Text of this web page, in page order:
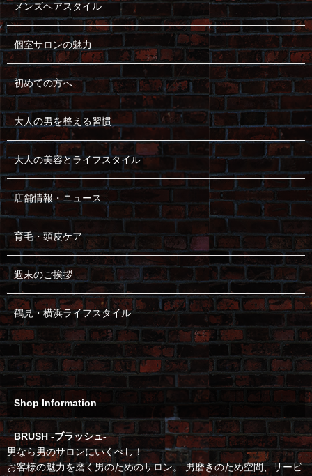
メンズヘアスタイル
個室サロンの魅力
初めての方へ
大人の男を整える習慣
大人の美容とライフスタイル
店舗情報・ニュース
育毛・頭皮ケア
週末のご挨拶
鶴見・横浜ライフスタイル
Shop Information
BRUSH -ブラッシュ-
男なら男のサロンにいくべし！
お客様の魅力を磨く男のためのサロン。 男磨きのため空間、サービ